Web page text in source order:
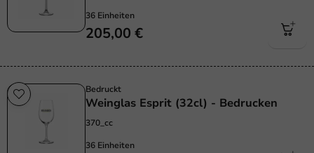
36 Einheiten
205,00 €
Bedruckt
Weinglas Esprit (32cl) - Bedrucken
370_cc
36 Einheiten